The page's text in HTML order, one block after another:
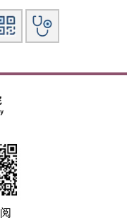
合并新型冠状病毒感染
状态儿童预防接种（广
伤等儿童疑难、危重、
列研究，主持省级以上
表研究成果十余篇，重
亡率，改善了儿童急性
肾病进展机制研究和
省精准医学科学技术
病进展的危险因素和
医学科技奖二等奖